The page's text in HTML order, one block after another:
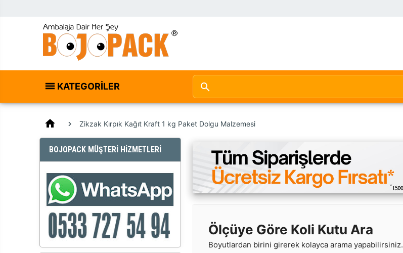
KATEGORILER
home Zikzak Kırpık Kağıt Kraft 1 kg Paket Dolgu Malzemesi
BOJOPACK MÜŞTERİ HİZMETLERİ
Ölçüye Göre Koli Kutu Ara
Boyutlardan birini girerek kolayca arama yapabilirsiniz.